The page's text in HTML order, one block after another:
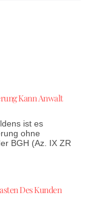
Kann Anwalt
ist es
ohne
BGH (Az. IX ZR
Des Kunden